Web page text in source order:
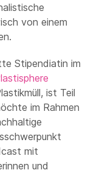
von einem
Stipendiatin im
ist Teil
im Rahmen
mit
und